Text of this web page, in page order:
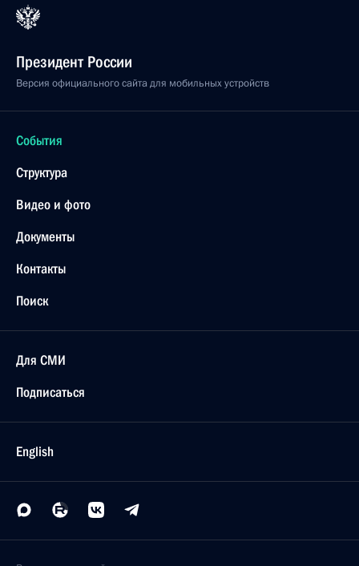
Президент России
Версия официального сайта для мобильных устройств
События
Структура
Видео и фото
Документы
Контакты
Поиск
Для СМИ
Подписаться
English